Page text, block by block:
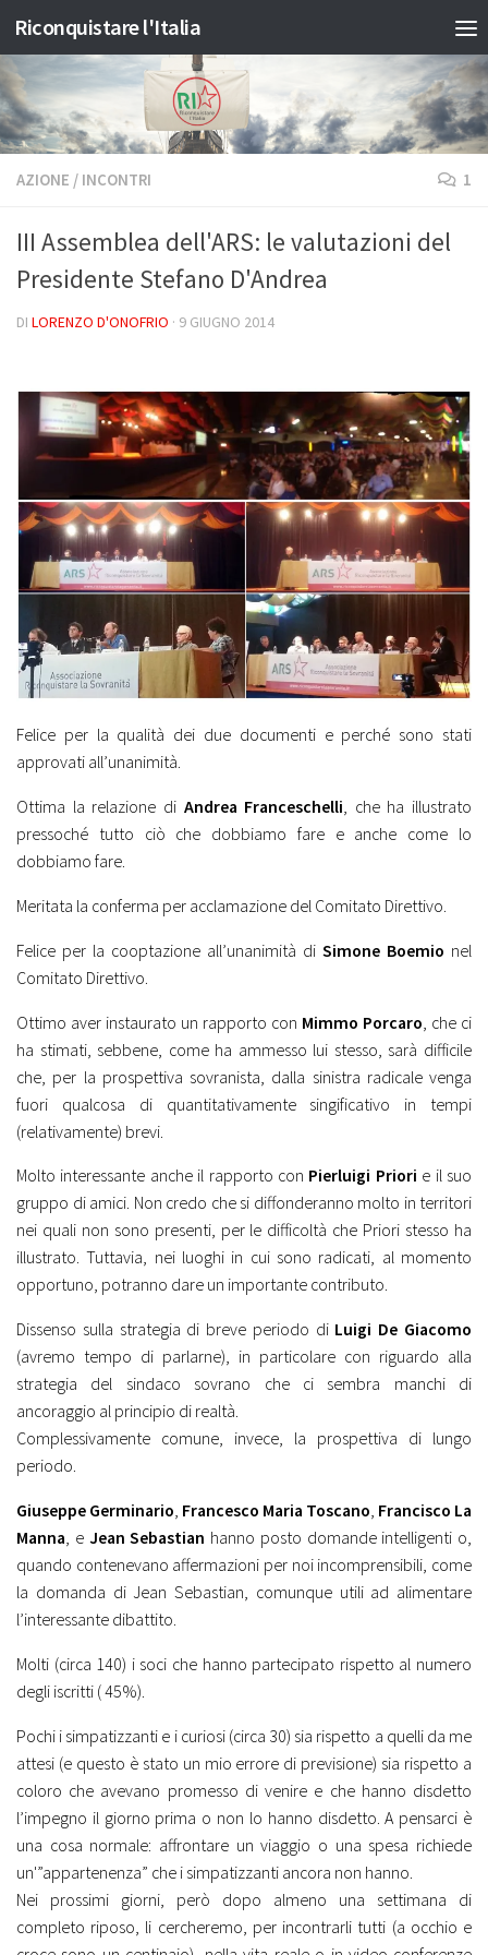
Salta al contenuto
Riconquistare l'Italia
AZIONE / INCONTRI 1
III Assemblea dell'ARS: le valutazioni del
Presidente Stefano D'Andrea
DI LORENZO D'ONOFRIO · 9 GIUGNO 2014
Felice per la qualità dei due documenti e perché sono stati
approvati all’unanimità.
Ottima la relazione di Andrea Franceschelli , che ha illustrato
pressoché tutto ciò che dobbiamo fare e anche come lo
dobbiamo fare.
Meritata la conferma per acclamazione del Comitato Direttivo.
Felice per la cooptazione all’unanimità di Simone Boemio nel
Comitato Direttivo.
Ottimo aver instaurato un rapporto con Mimmo Porcaro , che ci
ha stimati, sebbene, come ha ammesso lui stesso, sarà difficile
che, per la prospettiva sovranista, dalla sinistra radicale venga
fuori qualcosa di quantitativamente singificativo in tempi
(relativamente) brevi.
Molto interessante anche il rapporto con Pierluigi Priori e il suo
gruppo di amici. Non credo che si diffonderanno molto in territori
nei quali non sono presenti, per le difficoltà che Priori stesso ha
illustrato. Tuttavia, nei luoghi in cui sono radicati, al momento
opportuno, potranno dare un importante contributo.
Dissenso sulla strategia di breve periodo di Luigi De Giacomo
(avremo tempo di parlarne), in particolare con riguardo alla
strategia del sindaco sovrano che ci sembra manchi di
ancoraggio al principio di realtà.
Complessivamente comune, invece, la prospettiva di lungo
periodo.
Giuseppe Germinario, Francesco Maria Toscano, Francisco La
Manna, e Jean Sebastian hanno posto domande intelligenti o,
quando contenevano affermazioni per noi incomprensibili, come
la domanda di Jean Sebastian, comunque utili ad alimentare
l’interessante dibattito.
Molti (circa 140) i soci che hanno partecipato rispetto al numero
degli iscritti ( 45%).
Pochi i simpatizzanti e i curiosi (circa 30) sia rispetto a quelli da me
attesi (e questo è stato un mio errore di previsione) sia rispetto a
coloro che avevano promesso di venire e che hanno disdetto
l’impegno il giorno prima o non lo hanno disdetto. A pensarci è
una cosa normale: affrontare un viaggio o una spesa richiede
un'”appartenenza” che i simpatizzanti ancora non hanno.
Nei prossimi giorni, però dopo almeno una settimana di
completo riposo, li cercheremo, per incontrarli tutti (a occhio e